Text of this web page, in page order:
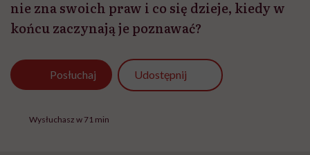
nie zna swoich praw i co się dzieje, kiedy w
końcu zaczynają je poznawać?
Posłuchaj Udostępnij
Wysłuchasz w 71 min